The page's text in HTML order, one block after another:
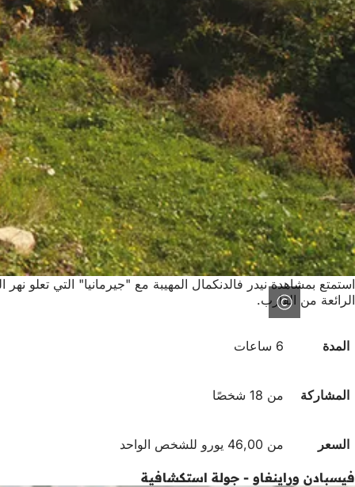
استمتع بمشاهدة نيدر فالدنكمال المهيبة مع "جيرمانيا" التي تعلو
الرائعة من القارب.
المدة 6 ساعات
المشاركة من 18 شخصًا
السعر من 46,00 يورو للشخص الواحد
فيسبادن وراينغاو - جولة استكشافية